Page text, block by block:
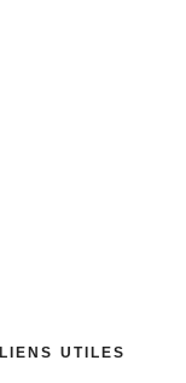
LIENS UTILES